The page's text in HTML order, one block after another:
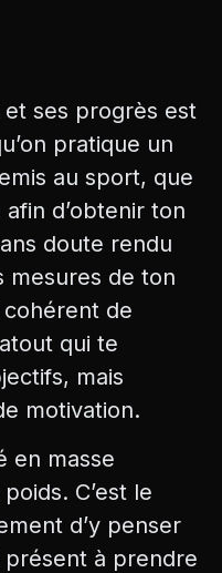
ses progrès est
pratique un
au sport, que
d’obtenir ton
doute rendu
mesures de ton
de
qui te
mais
motivation.
en masse
C’est le
d’y penser
à prendre